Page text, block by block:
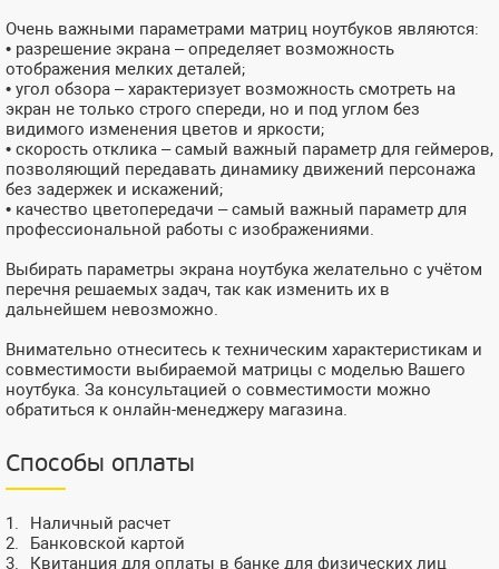
Очень важными параметрами матриц ноутбуков являются:
• разрешение экрана – определяет возможность
отображения мелких деталей;
• угол обзора – характеризует возможность смотреть на
экран не только строго спереди, но и под углом без
видимого изменения цветов и яркости;
• скорость отклика – самый важный параметр для геймеров,
позволяющий передавать динамику движений персонажа
без задержек и искажений;
• качество цветопередачи – самый важный параметр для
профессиональной работы с изображениями.
Выбирать параметры экрана ноутбука желательно с учётом
перечня решаемых задач, так как изменить их в
дальнейшем невозможно.
Внимательно отнеситесь к техническим характеристикам и
совместимости выбираемой матрицы с моделью Вашего
ноутбука. За консультацией о совместимости можно
обратиться к онлайн-менеджеру магазина.
Способы оплаты
Наличный расчет
Банковской картой
Квитанция для оплаты в банке для физических лиц